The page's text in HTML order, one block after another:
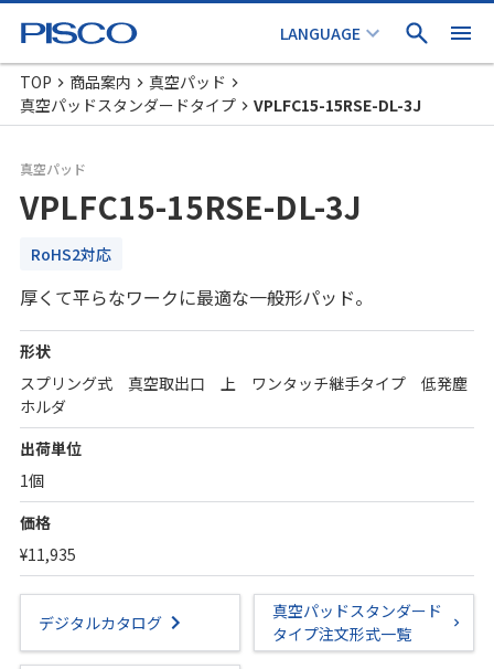
TOP 商品案内
真空パッド
真空パッドスタンダードタイプ
VPLFC15-15RSE-DL-3J
真空パッド
VPLFC15-15RSE-DL-3J
RoHS2対応
厚くて平らなワークに最適な一般形パッド。
形状
スプリング式 真空取出口 上 ワンタッチ継手タイプ 低発塵
ホルダ
出荷単位
1個
価格
¥11,935
デジタルカタログ
真空パッドスタンダード
タイプ注文形式一覧